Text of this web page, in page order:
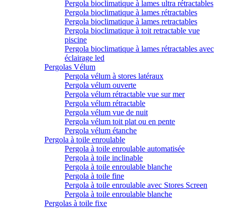
Pergola bioclimatique à lames ultra rétractables
Pergola bioclimatique à lames rétractables
Pergola bioclimatique à lames retractables
Pergola bioclimatique à toit retractable vue
piscine
Pergola bioclimatique à lames rétractables avec
éclairage led
Pergolas Vélum
Pergola vélum à stores latéraux
Pergola vélum ouverte
Pergola vélum rétractable vue sur mer
Pergola vélum rétractable
Pergola vélum vue de nuit
Pergola vélum toit plat ou en pente
Pergola vélum étanche
Pergola à toile enroulable
Pergola à toile enroulable automatisée
Pergola à toile inclinable
Pergola à toile enroulable blanche
Pergola à toile fine
Pergola à toile enroulable avec Stores Screen
Pergola à toile enroulable blanche
Pergolas à toile fixe